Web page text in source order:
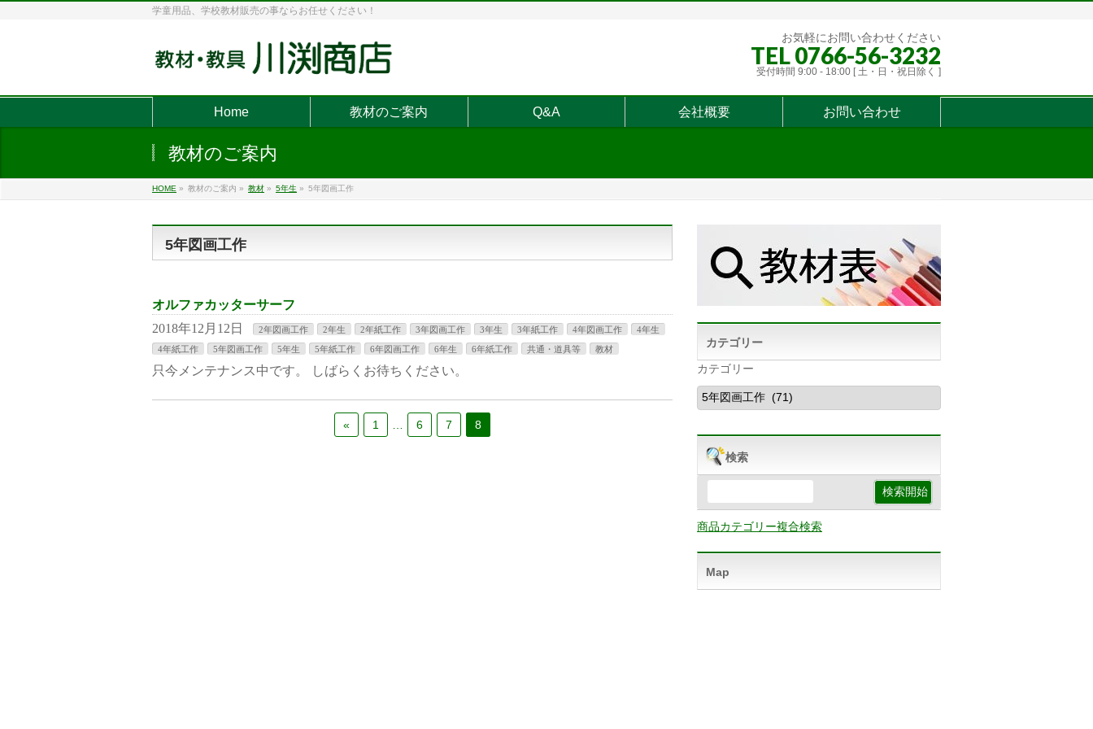
学童用品、学校教材販売の事ならお任せください！
お気軽にお問い合わせください
TEL 0766-56-3232
受付時間 9:00 - 18:00 [ 土・日・祝日除く ]
Home 教材のご案内 Q&A 会社概要 お問い合わせ
教材のご案内
HOME » 教材のご案内 » 教材 » 5年生 » 5年図画工作
5年図画工作
オルファカッターサーフ
2018年12月12日
2年図画工作 2年生 2年紙工作 3年図画工作 3年生 3年紙工作 4年図画工作
4年生
4年紙工作
5年図画工作 5年生 5年紙工作 6年図画工作 6年生 6年紙工作 共通・道具等 教材
只今メンテナンス中です。 しばらくお待ちください。
« 1 6 7 8
カテゴリー
カテゴリー
検索
商品カテゴリー複合検索
Map